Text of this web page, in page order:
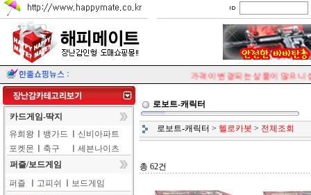
가격이 변경되는 상품이 많으니
카드게임-딱지
유희왕
뱅가드
신비아파트
포켓몬
축구
세븐나이츠
퍼즐/보드게임
퍼즐
고피쉬
보드게임
로보트-캐릭터
로보트-캐릭터 > 헬로카봇 > 전체조회
총 62건